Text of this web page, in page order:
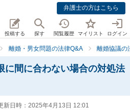
弁護士の方はこちら
投稿する 探す 閲覧履歴 マイリスト ログイン
離婚・男女問題の法律Q&A 離婚協議の
に間に合わない場合の対処法
新日時： 2025年4月13日 12:01